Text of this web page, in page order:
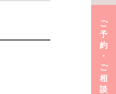
ご
予
約
･
ご
相
談